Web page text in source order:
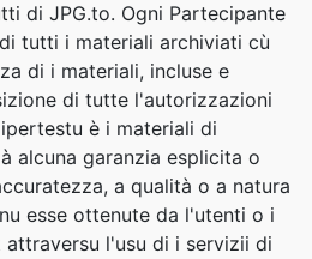
di JPG.to. Ogni Partecipante
tutti i materiali archiviati cù
di i materiali, incluse e
di tutte l'autorizzazioni
è i materiali di
alcuna garanzia esplicita o
a qualità o a natura
esse ottenute da l'utenti o i
l'usu di i servizii di